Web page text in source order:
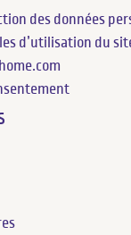
des données
d’utilisation du